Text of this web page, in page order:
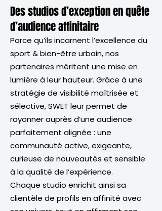
Des studios d’exception en quête
d’audience affinitaire
Parce qu’ils incarnent l’excellence du
sport & bien-être urbain, nos
partenaires méritent une mise en
lumière à leur hauteur. Grâce à une
stratégie de visibilité maîtrisée et
sélective, SWET leur permet de
rayonner auprès d’une audience
parfaitement alignée : une
communauté active, exigeante,
curieuse de nouveautés et sensible
à la qualité de l’expérience.
Chaque studio enrichit ainsi sa
clientèle de profils en affinité avec